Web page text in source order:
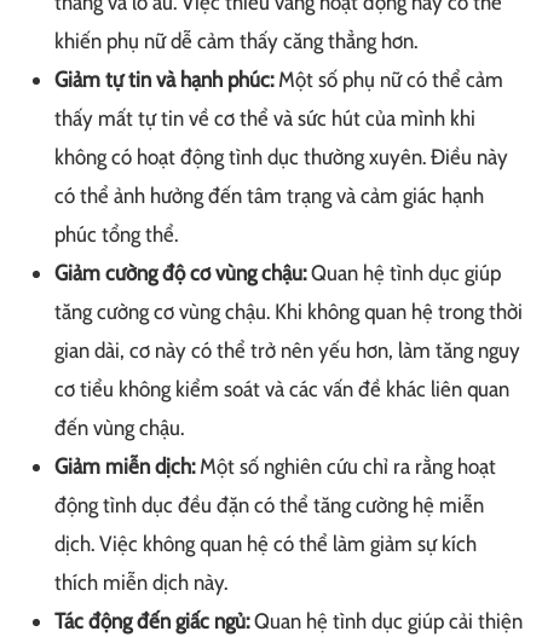
khiến phụ nữ dễ cảm thấy căng thẳng hơn.
Giảm tự tin và hạnh phúc:Một số phụ nữ có thể cảm
thấy mất tự tin về cơ thể và sức hút của mình khi
không có hoạt động tình dục thường xuyên. Điều này
có thể ảnh hưởng đến tâm trạng và cảm giác hạnh
phúc tổng thể.
Giảm cường độ cơ vùng chậu:Quan hệ tình dục giúp
tăng cường cơ vùng chậu. Khi không quan hệ trong thời
gian dài, cơ này có thể trở nên yếu hơn, làm tăng nguy
cơ tiểu không kiểm soát và các vấn đề khác liên quan
đến vùng chậu.
Giảm miễn dịch:Một số nghiên cứu chỉ ra rằng hoạt
động tình dục đều đặn có thể tăng cường hệ miễn
dịch. Việc không quan hệ có thể làm giảm sự kích
thích miễn dịch này.
Tác động đến giấc ngủ:Quan hệ tình dục giúp cải thiện